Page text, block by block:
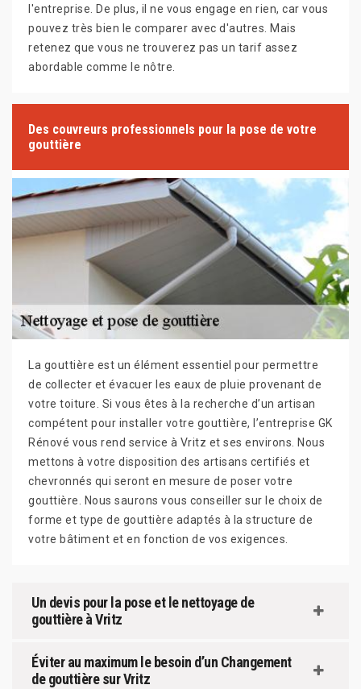
l'entreprise. De plus, il ne vous engage en rien, car vous
pouvez très bien le comparer avec d'autres. Mais
retenez que vous ne trouverez pas un tarif assez
abordable comme le nôtre.
Des couvreurs professionnels pour la pose de votre
gouttière
La gouttière est un élément essentiel pour permettre
de collecter et évacuer les eaux de pluie provenant de
votre toiture. Si vous êtes à la recherche d’un artisan
compétent pour installer votre gouttière, l’entreprise GK
Rénové vous rend service à Vritz et ses environs. Nous
mettons à votre disposition des artisans certifiés et
chevronnés qui seront en mesure de poser votre
gouttière. Nous saurons vous conseiller sur le choix de
forme et type de gouttière adaptés à la structure de
votre bâtiment et en fonction de vos exigences.
Un devis pour la pose et le nettoyage de
gouttière à Vritz
Éviter au maximum le besoin d’un Changement
de gouttière sur Vritz